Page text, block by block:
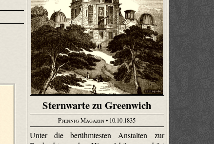
Sternwarte zu Greenwich
Pfennig Magazin• 10.10.1835
Unter die berühmtesten Anstalten zur